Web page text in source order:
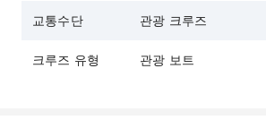
명과 음악 쇼가 펼쳐지며, 홍콩 빅
경을 감상하는 탁월한 경험을 제공
교통수단 관광 크루즈
크루즈 유형 관광 보트